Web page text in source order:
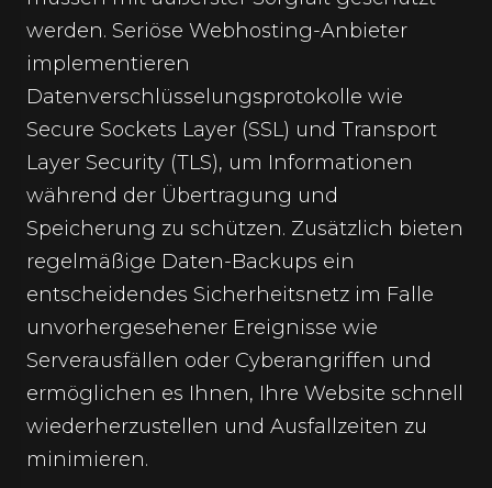
werden. Seriöse Webhosting-Anbieter
implementieren
Datenverschlüsselungsprotokolle wie
Secure Sockets Layer (SSL) und Transport
Layer Security (TLS), um Informationen
während der Übertragung und
Speicherung zu schützen. Zusätzlich bieten
regelmäßige Daten-Backups ein
entscheidendes Sicherheitsnetz im Falle
unvorhergesehener Ereignisse wie
Serverausfällen oder Cyberangriffen und
ermöglichen es Ihnen, Ihre Website schnell
wiederherzustellen und Ausfallzeiten zu
minimieren.